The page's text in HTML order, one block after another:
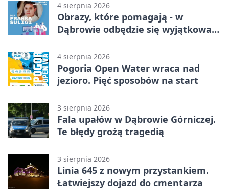
4 sierpnia 2026
Obrazy, które pomagają - w
Dąbrowie odbędzie się wyjątkowa
4 sierpnia 2026
Pogoria Open Water wraca nad
jezioro. Pięć sposobów na start
3 sierpnia 2026
Fala upałów w Dąbrowie Górniczej.
Te błędy grożą tragedią
3 sierpnia 2026
Linia 645 z nowym przystankiem.
Łatwiejszy dojazd do cmentarza